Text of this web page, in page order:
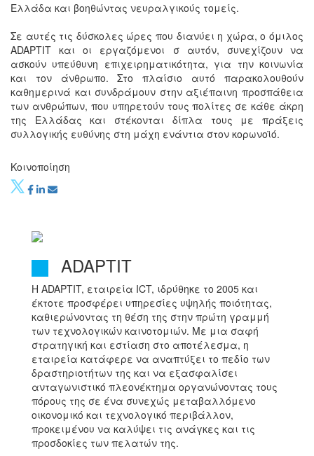
Ελλάδα και βοηθώντας νευραλγικούς τομείς.
Σε αυτές τις δύσκολες ώρες που διανύει η χώρα, ο όμιλος
ADAPTIT και οι εργαζόμενοι σ αυτόν, συνεχίζουν να
ασκούν υπεύθυνη επιχειρηματικότητα, για την κοινωνία
και τον άνθρωπο. Στο πλαίσιο αυτό παρακολουθούν
καθημερινά και συνδράμουν στην αξιέπαινη προσπάθεια
των ανθρώπων, που υπηρετούν τους πολίτες σε κάθε άκρη
της Ελλάδας και στέκονται δίπλα τους με πράξεις
συλλογικής ευθύνης στη μάχη ενάντια στον κορωνοϊό.
Κοινοποίηση
ADAPTIT
Η ADAPTIT, εταιρεία ICT, ιδρύθηκε το 2005 και
έκτοτε προσφέρει υπηρεσίες υψηλής ποιότητας,
καθιερώνοντας τη θέση της στην πρώτη γραμμή
των τεχνολογικών καινοτομιών. Με μια σαφή
στρατηγική και εστίαση στο αποτέλεσμα, η
εταιρεία κατάφερε να αναπτύξει το πεδίο των
δραστηριοτήτων της και να εξασφαλίσει
ανταγωνιστικό πλεονέκτημα οργανώνοντας τους
πόρους της σε ένα συνεχώς μεταβαλλόμενο
οικονομικό και τεχνολογικό περιβάλλον,
προκειμένου να καλύψει τις ανάγκες και τις
προσδοκίες των πελατών της.